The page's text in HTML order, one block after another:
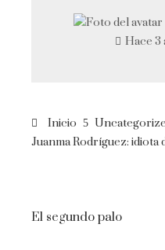
Hace 3
Inicio
Juanma Rodríguez: idiota
El segundo palo